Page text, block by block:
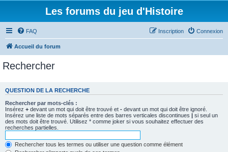
Les forums du jeu d'Histoire
FAQ Connexion
Inscription
Accueil du forum
Rechercher
QUESTION DE LA RECHERCHE
Rechercher par mots-clés :
Insérez + devant un mot qui doit être trouvé et - devant un mot qui doit être ignoré.
Insérez une liste de mots séparés entre des barres verticales discontinues | si seul un
des mots doit être trouvé. Utilisez * comme joker si vous souhaitez effectuer des
recherches partielles.
Rechercher tous les termes ou utiliser une question comme élément